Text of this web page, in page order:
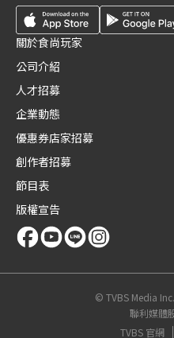
關於食尚玩家
公司介紹
人才招募
企業動態
優惠券店家招募
創作者招募
節目表
版權宣告
© TVBS Media
聯利媒體
TVBS 官網